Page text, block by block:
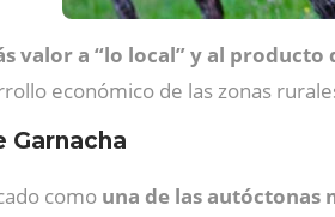
valor a “lo local” y al producto
económico de las zonas
Garnacha
como una de las autóctonas